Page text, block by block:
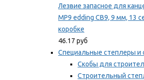
Лезвие запасное для
MP9 edding CB9, 9 мм, 13
коробке
46.17 руб
Специальные степлеры и
Скобы для
Строительный